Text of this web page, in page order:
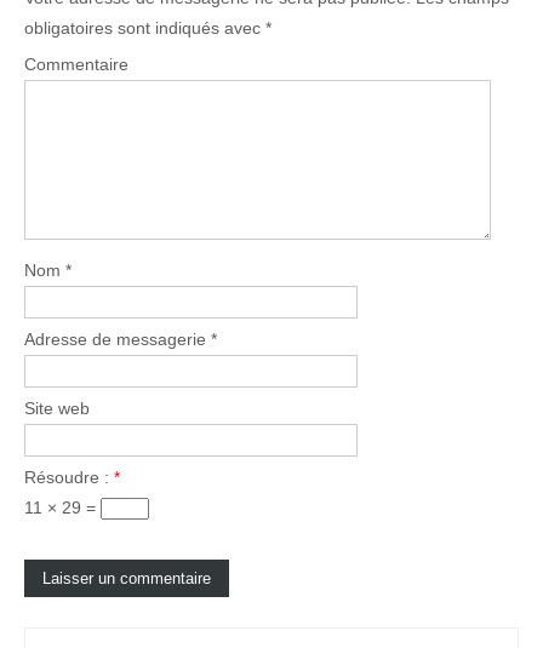
obligatoires sont indiqués avec *
Commentaire
Nom *
Adresse de messagerie *
Site web
Résoudre : *
11 × 29 =